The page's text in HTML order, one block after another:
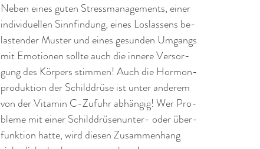
Neben eines guten Stressmanagements, einer
individuellen Sinnfindung, eines Loslassens be-
lastender Muster und eines gesunden Umgangs
mit Emotionen sollte auch die innere Versor-
gung des Körpers stimmen! Auch die Hormon-
produktion der Schilddrüse ist unter anderem
von der Vitamin C-Zufuhr abhängig! Wer Pro-
bleme mit einer Schilddrüsenunter- oder über-
funktion hatte, wird diesen Zusammenhang